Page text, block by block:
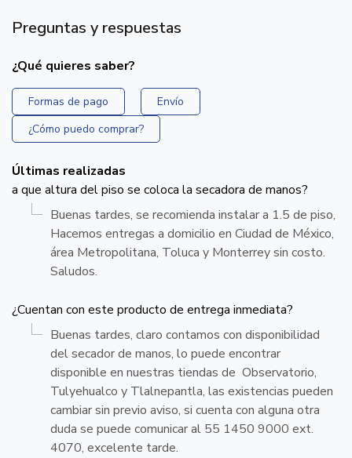
Preguntas y respuestas
¿Qué quieres saber?
Formas de pago
Envío
¿Cómo puedo comprar?
Últimas realizadas
a que altura del piso se coloca la secadora de manos?
Buenas tardes, se recomienda instalar a 1.5 de piso,
Hacemos entregas a domicilio en Ciudad de México,
área Metropolitana, Toluca y Monterrey sin costo.
Saludos.
¿Cuentan con este producto de entrega inmediata?
Buenas tardes, claro contamos con disponibilidad
del secador de manos, lo puede encontrar
disponible en nuestras tiendas de Observatorio,
Tulyehualco y Tlalnepantla, las existencias pueden
cambiar sin previo aviso, si cuenta con alguna otra
duda se puede comunicar al 55 1450 9000 ext.
4070, excelente tarde.